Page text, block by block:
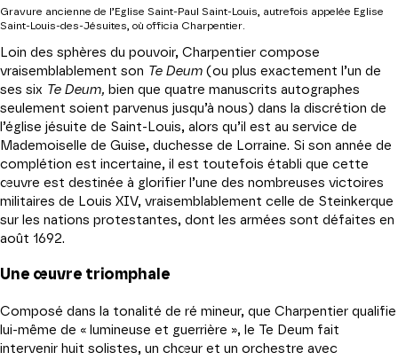
Gravure ancienne de l’Eglise Saint-Paul Saint-Louis, autrefois appelée Eglise
Saint-Louis-des-Jésuites, où officia Charpentier.
Loin des sphères du pouvoir, Charpentier compose
vraisemblablement son Te Deum (ou plus exactement l’un de
ses six Te Deum, bien que quatre manuscrits autographes
seulement soient parvenus jusqu’à nous) dans la discrétion de
l’église jésuite de Saint-Louis, alors qu’il est au service de
Mademoiselle de Guise, duchesse de Lorraine. Si son année de
complétion est incertaine, il est toutefois établi que cette
œuvre est destinée à glorifier l’une des nombreuses victoires
militaires de Louis XIV, vraisemblablement celle de Steinkerque
sur les nations protestantes, dont les armées sont défaites en
août 1692.
Une œuvre triomphale
Composé dans la tonalité de ré mineur, que Charpentier qualifie
lui-même de « lumineuse et guerrière », le Te Deum fait
intervenir huit solistes, un chœur et un orchestre avec